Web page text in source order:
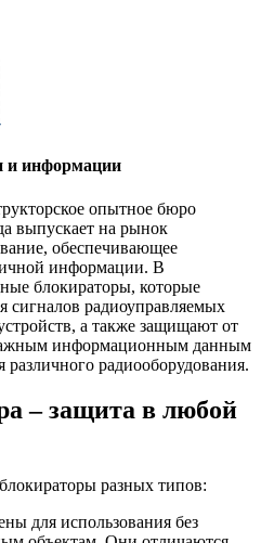
и информации
опытное бюро
выпускает на рынок
обеспечивающее
информации. В
блокираторы, которые
сигналов радиоуправляемых
а также защищают от
информационным данным
различного радиооборудования.
– защита в любой
разных типов:
для использования без